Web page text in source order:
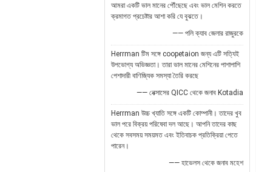
আমরা একটি ভাল মানের পৌঁছেছে এবং ভাল মেশিন করতে
ক্রমাগত প্রচেষ্টার আশা করি যে বুঝতে।
—— পলি ক্যাব জেলার রাজুরকে
Herrman টিম সঙ্গে coopetaion জন্য এটি সত্যিই
উপভোগ্য অভিজ্ঞতা। তারা ভাল মানের মেশিনের পাশাপাশি
পেশাদারী বাণিজ্যিক সমস্যা তৈরি করছে
—— নেক্সাসের QICC থেকে জনাব Kotadia
Herrman উচ্চ খ্যাতি সঙ্গে একটি কোম্পানী। তাদের খুব
ভাল পরে বিক্রয় পরিষেবা দল আছে। আপনি তাদের কাছ
থেকে সবসময় সময়মত এবং ইতিবাচক প্রতিক্রিয়া পেতে
পারেন।
—— হাভেলস থেকে জনাব মহেশ